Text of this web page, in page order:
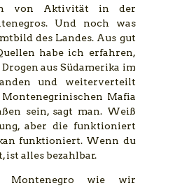
von Aktivität in der
Und noch was
des Landes. Aus gut
habe ich erfahren,
aus Südamerika im
und weiterverteilt
Mafia
sein, sagt man. Weiß
aber die funktioniert
funktioniert. Wenn du
ist alles bezahlbar.
Montenegro wie wir